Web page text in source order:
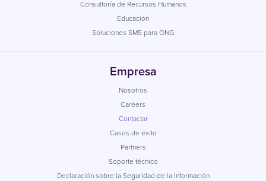
Consultoría de Recursos Humanos
Educación
Soluciones SMS para ONG
Empresa
Nosotros
Careers
Contactar
Casos de éxito
Partners
Soporte técnico
Declaración sobre la Seguridad de la Información